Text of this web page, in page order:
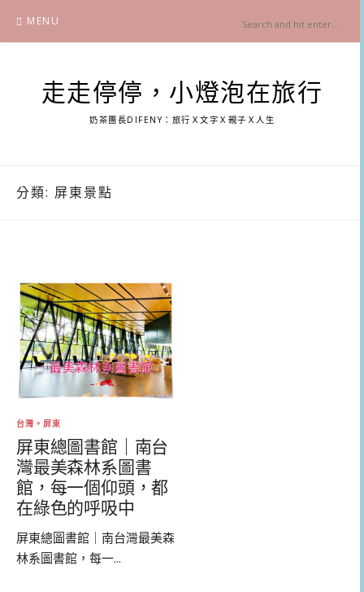
content
MENU
走走停停，小燈泡在旅行
奶茶團長DIFENY：旅行Ｘ文字Ｘ親子Ｘ人生
分類: 屏東景點
台灣。屏東
屏東總圖書館｜南台
灣最美森林系圖書
館，每一個仰頭，都
在綠色的呼吸中
屏東總圖書館｜南台灣最美森
林系圖書館，每一...